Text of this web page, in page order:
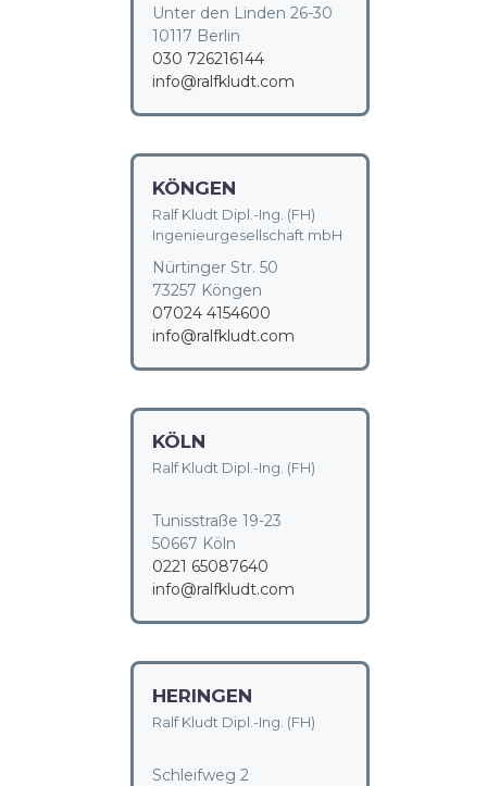
Unter den Linden 26-30
10117 Berlin
030 726216144
info@ralfkludt.com
KÖNGEN
Ralf Kludt Dipl.-Ing. (FH)
Ingenieurgesellschaft mbH
Nürtinger Str. 50
73257 Köngen
07024 4154600
info@ralfkludt.com
KÖLN
Ralf Kludt Dipl.-Ing. (FH)
Tunisstraße 19-23
50667 Köln
0221 65087640
info@ralfkludt.com
HERINGEN
Ralf Kludt Dipl.-Ing. (FH)
Schleifweg 2